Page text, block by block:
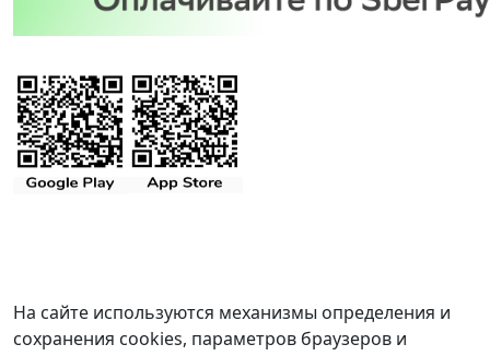
На сайте используются механизмы определения и
сохранения cookies, параметров браузеров и